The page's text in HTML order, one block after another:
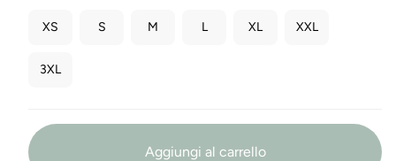
XS S M L XL XXL
3XL
Aggiungi al carrello